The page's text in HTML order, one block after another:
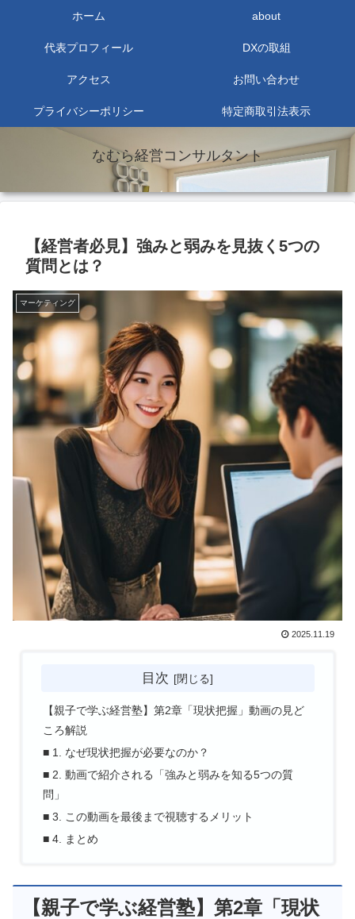
なむら経営コンサルタント
ホーム about
代表プロフィール DXの取組
アクセス お問い合わせ
プライバシーポリシー 特定商取引法表示
【経営者必見】強みと弱みを見抜く5つの
質問とは？
マーケティング
2025.11.19
目次
【親子で学ぶ経営塾】第2章「現状把握」動画の見ど
ころ解説
■ 1. なぜ現状把握が必要なのか？
■ 2. 動画で紹介される「強みと弱みを知る5つの質
問」
■ 3. この動画を最後まで視聴するメリット
■ 4. まとめ
【親子で学ぶ経営塾】第2章「現状